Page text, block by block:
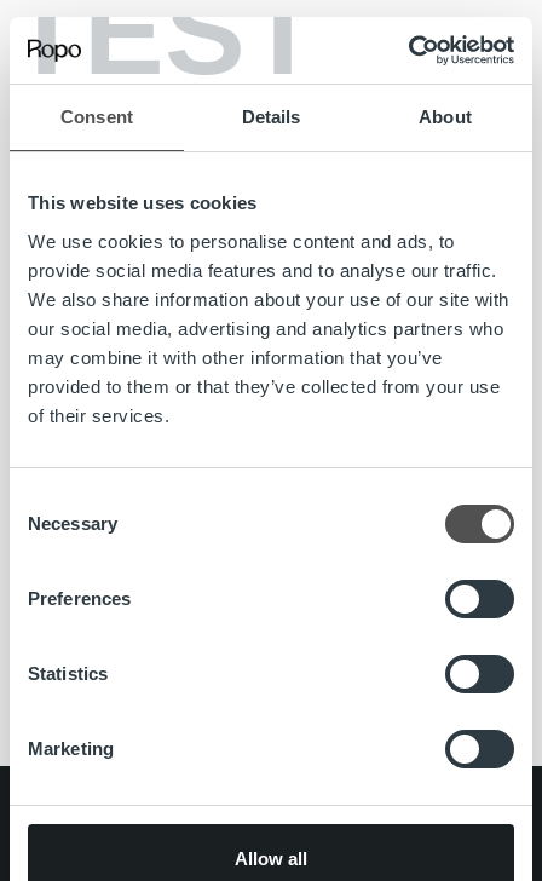
TEST
Consent Details About
This website uses cookies
We use cookies to personalise content and ads, to
provide social media features and to analyse our traffic.
We also share information about your use of our site with
our social media, advertising and analytics partners who
may combine it with other information that you’ve
provided to them or that they’ve collected from your use
of their services.
Selection
Necessary
Preferences
Statistics
Marketing
Allow all
Oikeusministeriön työryhmän ehdotuksen mukaan
väliaikaisesta sääntelystä on tarkoitus tehdä pysyvää.
Ehdotuksen mukaan muiden kuin kuluttajasaatavien
kokonaiskuluvastuun enimmäismääristä ja perintätoimien
asemaa ja yhdenvertaista kohtelua sekä yhtenäistää
perintäalan käytäntöjä.
Pysyvien muutosten on tarkoitus astua voimaan
toukokuun alussa 2022 väliaikaisen perintälain
voimassaoloajan päätyttyä.
että yrityksesi muistutus- ja perintäprosessi hoidetaan
#ropojengi
Yhteystiedot